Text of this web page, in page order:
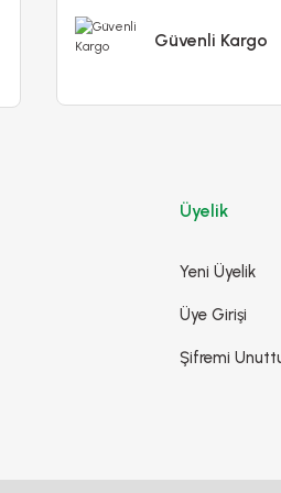
Güvenli Kargo
Üyelik
Yeni Üyelik
Üye Girişi
Şifremi